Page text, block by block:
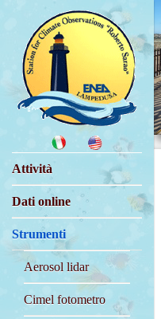
Attività
Dati online
Strumenti
Aerosol lidar
Cimel fotometro